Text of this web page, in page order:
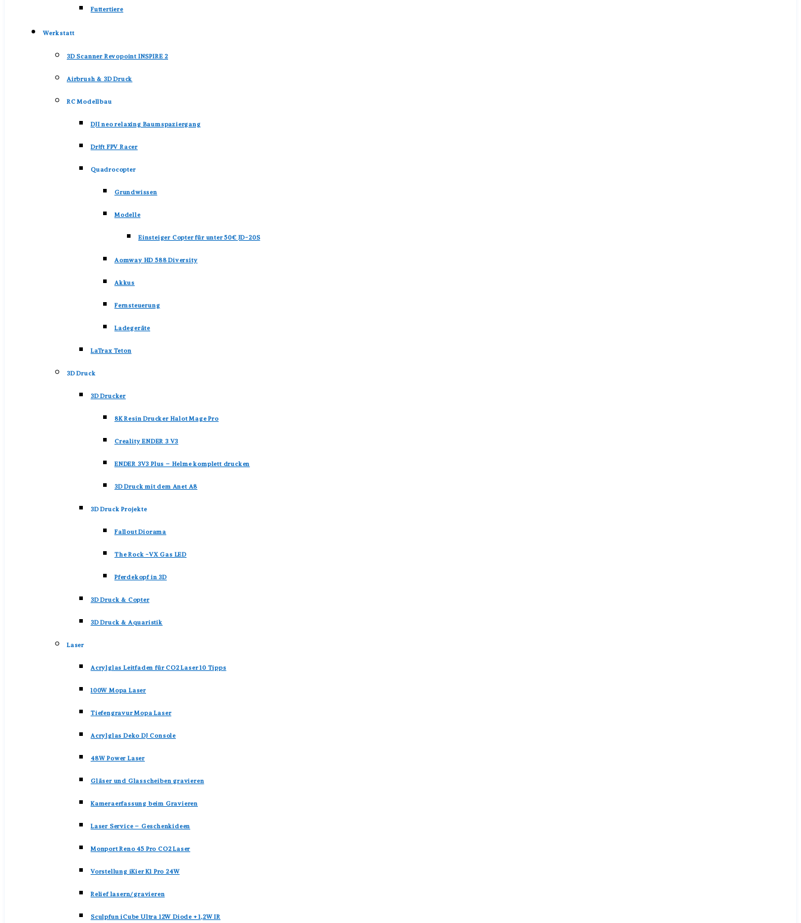
Futtertiere
Werkstatt
3D Scanner Revopoint INSPIRE 2
Airbrush & 3D Druck
RC Modellbau
DJI neo relaxing Baumspaziergang
Dr!ft FPV Racer
Quadrocopter
Grundwissen
Modelle
Einsteiger Copter für unter 50€ JD-20S
Aomway HD 588 Diversity
Akkus
Fernsteuerung
Ladegeräte
LaTrax Teton
3D Druck
3D Drucker
8K Resin Drucker Halot Mage Pro
Creality ENDER 3 V3
ENDER 3V3 Plus – Helme komplett drucken
3D Druck mit dem Anet A8
3D Druck Projekte
Fallout Diorama
The Rock -VX Gas LED
Pferdekopf in 3D
3D Druck & Copter
3D Druck & Aquaristik
Laser
Acrylglas Leitfaden für CO2 Laser 10 Tipps
100W Mopa Laser
Tiefengravur Mopa Laser
Acrylglas Deko DJ Console
48W Power Laser
Gläser und Glasscheiben gravieren
Kameraerfassung beim Gravieren
Laser Service – Geschenkideen
Monport Reno 45 Pro CO2 Laser
Vorstellung iKier K1 Pro 24W
Relief lasern/gravieren
Sculpfun iCube Ultra 12W Diode + 1,2W IR